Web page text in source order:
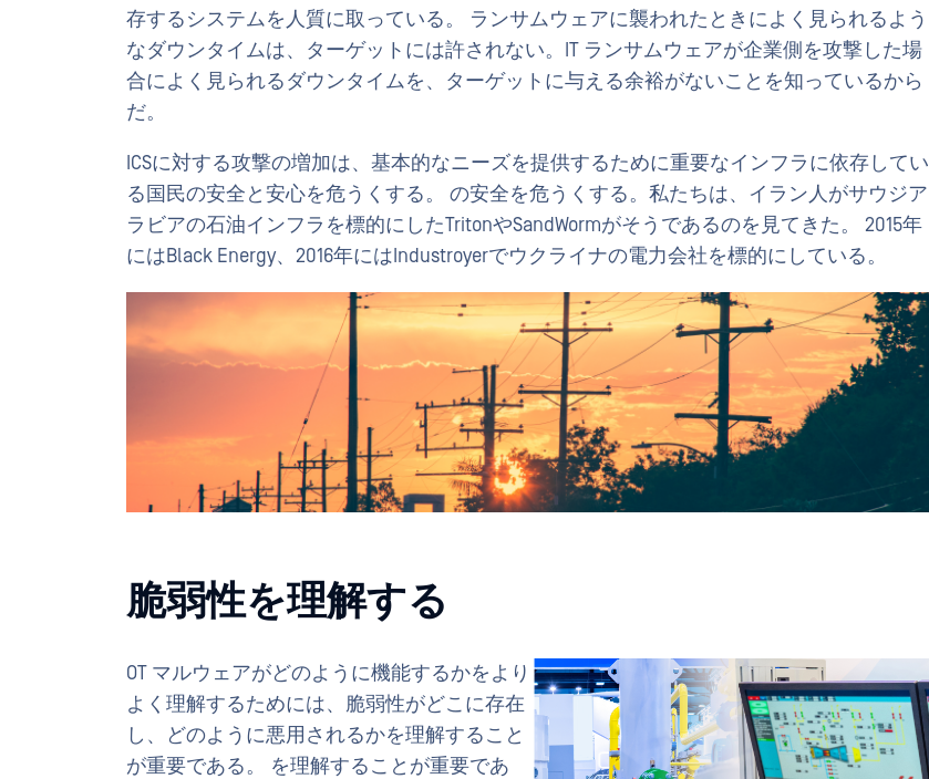
存するシステムを人質に取っている。 ランサムウェアに襲われたときによく見られるよう
なダウンタイムは、ターゲットには許されない。IT ランサムウェアが企業側を攻撃した場
合によく見られるダウンタイムを、ターゲットに与える余裕がないことを知っているから
だ。
ICSに対する攻撃の増加は、基本的なニーズを提供するために重要なインフラに依存してい
る国民の安全と安心を危うくする。 の安全を危うくする。私たちは、イラン人がサウジア
ラビアの石油インフラを標的にしたTritonやSandWormがそうであるのを見てきた。 2015年
にはBlack Energy、2016年にはIndustroyerでウクライナの電力会社を標的にしている。
脆弱性を理解する
OT マルウェアがどのように機能するかをより
よく理解するためには、脆弱性がどこに存在
し、どのように悪用されるかを理解すること
が重要である。 を理解することが重要であ